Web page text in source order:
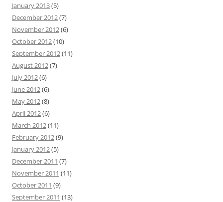
January 2013(5)
December 2012(7)
November 2012(6)
October 2012(10)
September 2012(11)
August 2012(7)
July 2012(6)
June 2012(6)
May 2012(8)
April 2012(6)
March 2012(11)
February 2012(9)
January 2012(5)
December 2011 (7)
November 2011 (11)
October 2011 (9)
September 2011 (13)